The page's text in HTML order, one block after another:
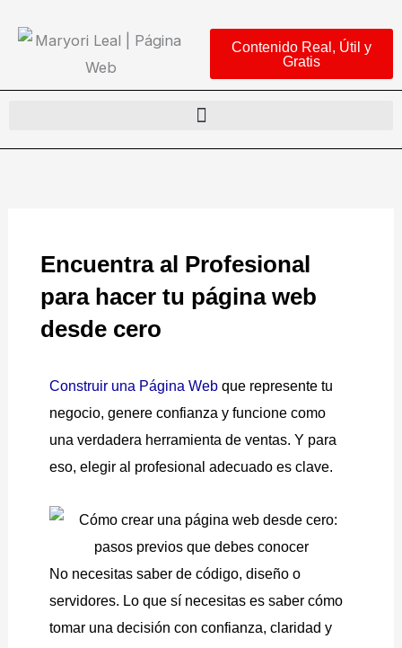
Contenido Real, Útil y
Gratis
Encuentra al Profesional
para hacer tu página web
desde cero
Construir una Página Web que represente tu
negocio, genere confianza y funcione como
una verdadera herramienta de ventas. Y para
eso, elegir al profesional adecuado es clave.
No necesitas saber de código, diseño o
servidores. Lo que sí necesitas es saber cómo
tomar una decisión con confianza, claridad y